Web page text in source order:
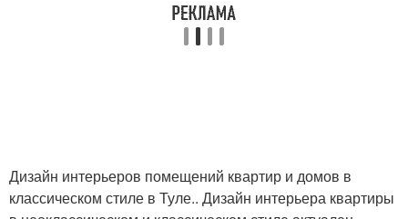
Дизайн интерьеров помещений квартир и домов в
классическом стиле в Туле.. Дизайн интерьера квартиры